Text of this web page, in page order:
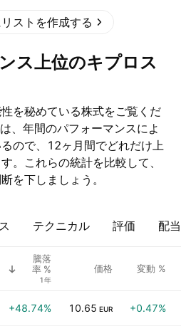
ストを作成する
を秘めている株式をご覧くだ
、年間のパフォーマンスによ
ので、12ヶ月間でどれだけ上
。これらの統計を比較して、
を下しましょう。
テクニカル 評価 配当
騰落
率 %
1年
価格 変動 %
+48.74% 10.65 EUR +0.47%